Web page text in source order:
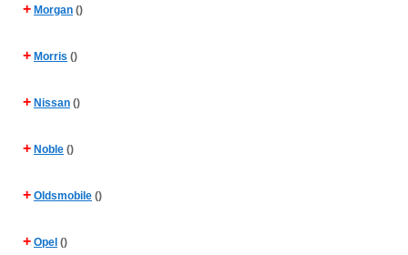
+ Morgan ()
+ Morris ()
+ Nissan ()
+ Noble ()
+ Oldsmobile ()
+ Opel ()